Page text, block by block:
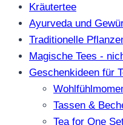
Kräutertee
Ayurveda und
Traditionelle
Magische Tees -
Geschenkideen für
Tassen &
Tea for One